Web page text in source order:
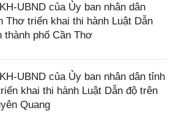
UBND của Ủy ban nhân dân
Thơ triển khai thi hành Luật Dẫn
thành phố Cần Thơ
UBND của Ủy ban nhân dân tỉnh
khai thi hành Luật Dẫn độ trên
Quang